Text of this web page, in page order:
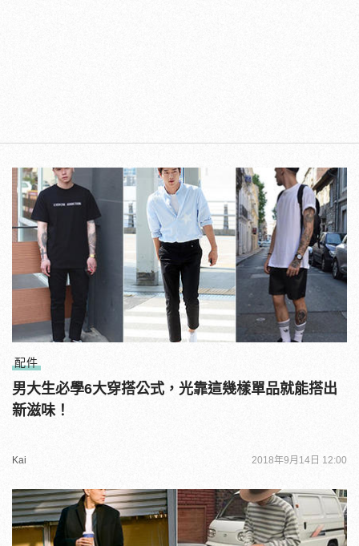
配件
男大生必學6大穿搭公式，光靠這幾樣單品就能搭出
新滋味！
Kai 2018年9月14日 12:00